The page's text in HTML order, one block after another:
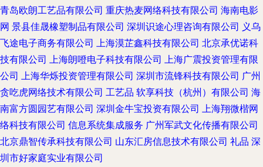
青岛欧朗工艺品有限公司 重庆热麦网络科技有限公司 海南电影
网 景县佳晟橡塑制品有限公司 深圳识途心理咨询有限公司 义乌
飞途电子商务有限公司 上海漠芷鑫科技有限公司 北京承优诺科
技有限公司 上海朗噔电子科技有限公司 上海广震投资管理有限
公司 上海华烁投资管理有限公司 深圳市流锋科技有限公司 广州
贪吃虎网络技术有限公司 工艺品 软享科技（杭州）有限公司 海
南富方圆园艺有限公司 深圳金牛宝投资有限公司 上海翔微楷网
络科技有限公司 信息系统集成服务 广州军武文化传播有限公司
北京鼎智传承科技有限公司 山东汇房信息技术有限公司 礼品 深
圳市好家庭实业有限公司